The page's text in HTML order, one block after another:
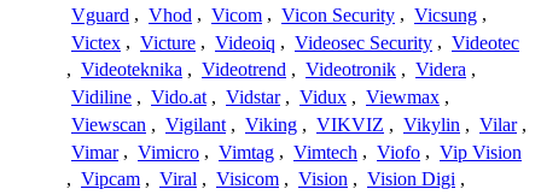
Vguard , Vhod , Vicom , Vicon Security , Vicsung ,
Victex , Victure , Videoiq , Videosec Security , Videotec
, Videoteknika , Videotrend , Videotronik , Videra ,
Vidiline , Vido.at , Vidstar , Vidux , Viewmax ,
Viewscan , Vigilant , Viking , VIKVIZ , Vikylin , Vilar ,
Vimar , Vimicro , Vimtag , Vimtech , Viofo , Vip Vision
, Vipcam , Viral , Visicom , Vision , Vision Digi ,